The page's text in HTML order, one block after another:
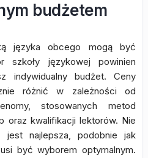
budżetem
języka obcego mogą być
szkoły językowej powinien
indywidualny budżet. Ceny
różnić w zależności od
stosowanych metod
oraz kwalifikacji lektorów. Nie
jest najlepsza, podobnie jak
być wyborem optymalnym.